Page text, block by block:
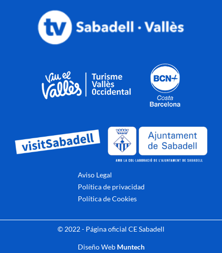
Aviso Legal
Política de privacidad
Política de Cookies
© 2022 - Página oficial CE Sabadell
Diseño Web Muntech